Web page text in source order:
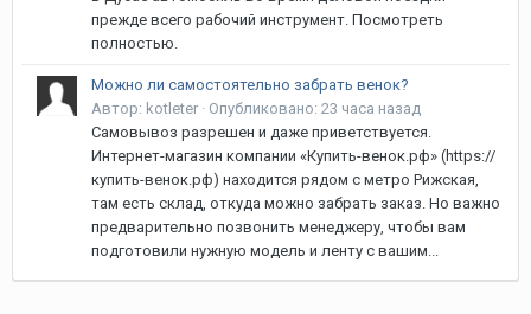
прежде всего рабочий инструмент. Посмотреть
полностью.
Можно ли самостоятельно забрать венок?
Автор: kotleter · Опубликовано: 23 часа назад
Самовывоз разрешен и даже приветствуется.
Интернет-магазин компании «Купить-венок.рф» (https://
купить-венок.рф) находится рядом с метро Рижская,
там есть склад, откуда можно забрать заказ. Но важно
предварительно позвонить менеджеру, чтобы вам
подготовили нужную модель и ленту с вашим...